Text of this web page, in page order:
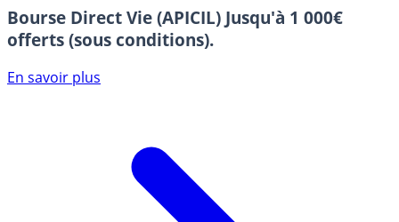
Bourse Direct Vie (APICIL) Jusqu'à 1 000€
offerts (sous conditions).
En savoir plus